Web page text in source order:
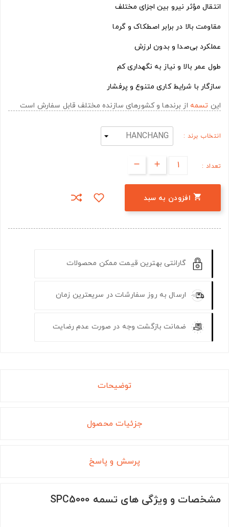
انتقال مؤثر نیرو بین اجزای مختلف
مقاومت بالا در برابر اصطکاک و گرما
عملکرد بی‌صدا و بدون لرزش
طول عمر بالا و نیاز به نگهداری کم
سازگار با شرایط کاری متنوع و پرفشار
این تسمه از برندها و کشورهای سازنده مختلف قابل سفارش است
انتخاب برند :
تعداد :
 افزودن به سبد
گارانتی بهترین قیمت ممکن محصولات
ارسال به روز سفارشات در سریعترین زمان
ضمانت بازگشت وجه در صورت عدم رضایت
توضیحات
جزئیات محصول
پرسش و پاسخ
مشخصات و ویژگی های تسمه SPC5000